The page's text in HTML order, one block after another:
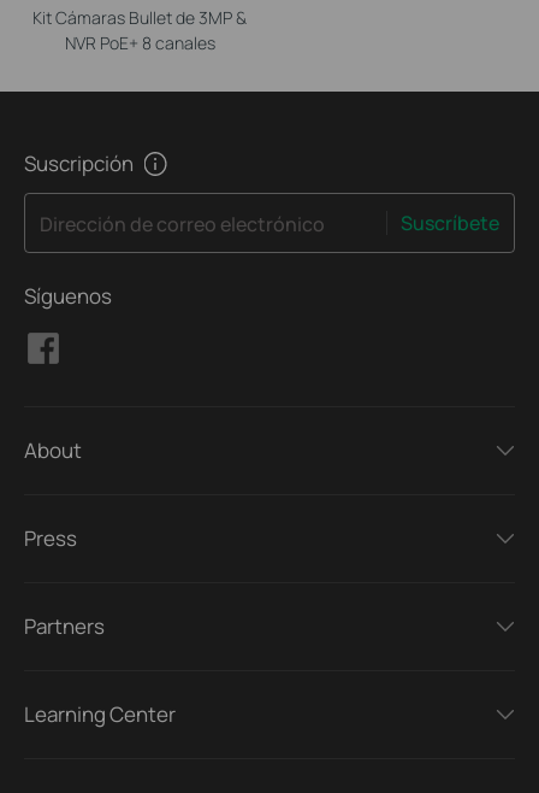
Kit Cámaras Bullet de 3MP &
NVR PoE+ 8 canales
Suscripción
Dirección de correo electrónico Suscríbete
Síguenos
About
Press
Partners
Learning Center